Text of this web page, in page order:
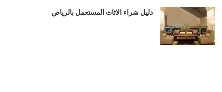
دليل شراء الاثاث المستعمل بالرياض